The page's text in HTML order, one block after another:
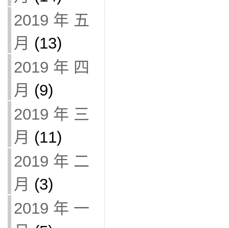
2019 年 五
月 (13)
2019 年 四
月 (9)
2019 年 三
月 (11)
2019 年 二
月 (3)
2019 年 一